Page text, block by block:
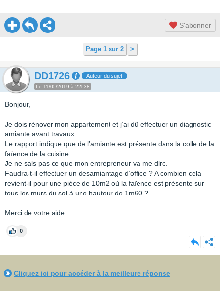
S'abonner
Page 1 sur 2 >
DD1726 Auteur du sujet
Le 11/05/2019 à 22h38
Bonjour,
Je dois rénover mon appartement et j’ai dû effectuer un diagnostic
amiante avant travaux.
Le rapport indique que de l’amiante est présente dans la colle de la
faïence de la cuisine.
Je ne sais pas ce que mon entrepreneur va me dire.
Faudra-t-il effectuer un desamiantage d’office ? A combien cela
revient-il pour une pièce de 10m2 où la faïence est présente sur
tous les murs du sol à une hauteur de 1m60 ?
Merci de votre aide.
0
Cliquez ici pour accéder à la meilleure réponse